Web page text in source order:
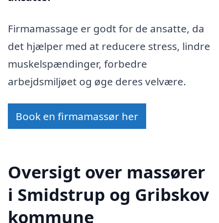
Firmamassage er godt for de ansatte, da
det hjælper med at reducere stress, lindre
muskelspændinger, forbedre
arbejdsmiljøet og øge deres velvære.
Book en firmamassør her
Oversigt over massører
i Smidstrup og Gribskov
kommune